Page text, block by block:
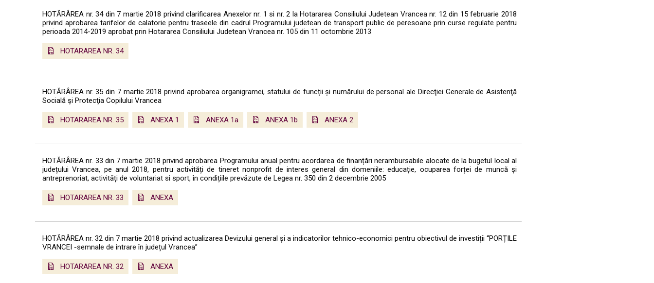
HOTĂRÂREA nr. 34 din 7 martie 2018 privind clarificarea Anexelor nr. 1 si nr. 2 la Hotararea Consiliului Judetean Vrancea nr. 12 din 15 februarie 2018
privind aprobarea tarifelor de calatorie pentru traseele din cadrul Programului judetean de transport public de peresoane prin curse regulate pentru
perioada 2014-2019 aprobat prin Hotararea Consiliului Judetean Vrancea nr. 105 din 11 octombrie 2013
HOTARAREA NR. 34
HOTĂRÂREA nr. 35 din 7 martie 2018 privind aprobarea organigramei, statului de funcții și numărului de personal ale Direcţiei Generale de Asistenţă
Socială şi Protecţia Copilului Vrancea
HOTARAREA NR. 35 ANEXA 1 ANEXA 1a ANEXA 1b ANEXA 2
HOTĂRÂREA nr. 33 din 7 martie 2018 privind aprobarea Programului anual pentru acordarea de finanțări nerambursabile alocate de la bugetul local al
județului Vrancea, pe anul 2018, pentru activități de tineret nonprofit de interes general din domeniile: educație, ocuparea forței de muncă și
antreprenoriat, activități de voluntariat si sport, în condițiile prevăzute de Legea nr. 350 din 2 decembrie 2005
HOTARAREA NR. 33 ANEXA
HOTĂRÂREA nr. 32 din 7 martie 2018 privind actualizarea Devizului general și a indicatorilor tehnico-economici pentru obiectivul de investiții “PORȚILE
VRANCEI -semnale de intrare în județul Vrancea”
HOTARAREA NR. 32 ANEXA